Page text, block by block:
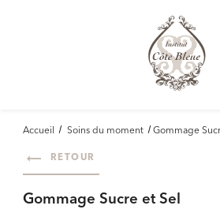
Accueil Soins du moment Gommage
RETOUR
Gommage Sucre et Sel